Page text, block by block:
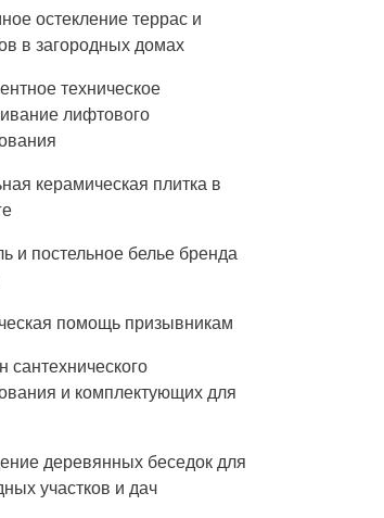
остекление террас и
в загородных домах
техническое
лифтового
керамическая плитка в
и постельное белье бренда
помощь призывникам
сантехнического
и комплектующих для
деревянных беседок для
участков и дач